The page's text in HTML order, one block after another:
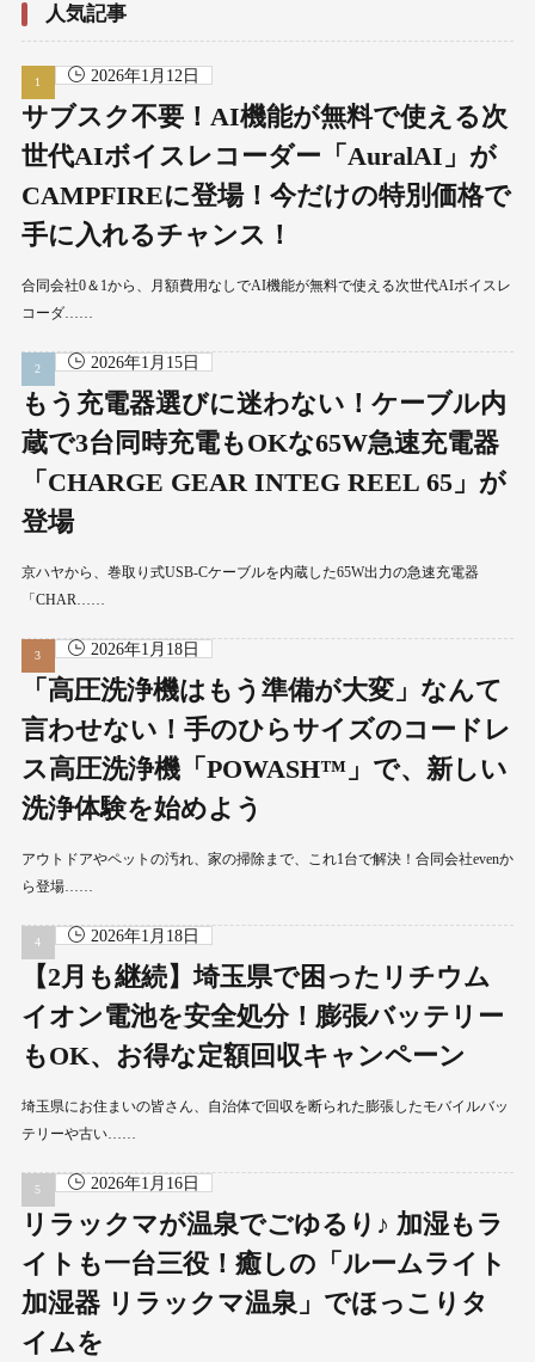
人気記事
2026年1月12日
サブスク不要！AI機能が無料で使える次
世代AIボイスレコーダー「AuralAI」が
CAMPFIREに登場！今だけの特別価格で
手に入れるチャンス！
合同会社0＆1から、月額費用なしでAI機能が無料で使える次世代AIボイスレ
コーダ……
2026年1月15日
もう充電器選びに迷わない！ケーブル内
蔵で3台同時充電もOKな65W急速充電器
「CHARGE GEAR INTEG REEL 65」が
登場
京ハヤから、巻取り式USB-Cケーブルを内蔵した65W出力の急速充電器
「CHAR……
2026年1月18日
「高圧洗浄機はもう準備が大変」なんて
言わせない！手のひらサイズのコードレ
ス高圧洗浄機「POWASH™」で、新しい
洗浄体験を始めよう
アウトドアやペットの汚れ、家の掃除まで、これ1台で解決！合同会社evenか
ら登場……
2026年1月18日
【2月も継続】埼玉県で困ったリチウム
イオン電池を安全処分！膨張バッテリー
もOK、お得な定額回収キャンペーン
埼玉県にお住まいの皆さん、自治体で回収を断られた膨張したモバイルバッ
テリーや古い……
2026年1月16日
リラックマが温泉でごゆるり♪ 加湿もラ
イトも一台三役！癒しの「ルームライト
加湿器 リラックマ温泉」でほっこりタ
イムを